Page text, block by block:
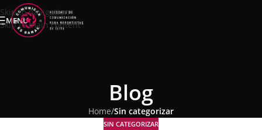
Skip to navigation
Skip to main content
MENU
Blog
Home/Sin categorizar
SIN CATEGORIZAR